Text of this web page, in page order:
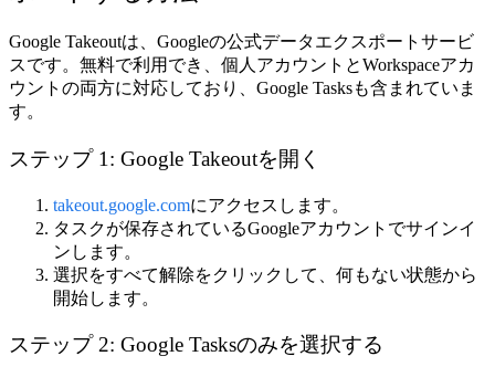
Google Takeoutは、Googleの公式データエクスポートサービ
スです。無料で利用でき、個人アカウントとWorkspaceアカ
ウントの両方に対応しており、Google Tasksも含まれていま
す。
ステップ 1: Google Takeoutを開く
takeout.google.comにアクセスします。
タスクが保存されているGoogleアカウントでサインイ
ンします。
選択をすべて解除をクリックして、何もない状態から
開始します。
ステップ 2: Google Tasksのみを選択する